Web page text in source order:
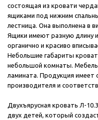
состоящая из кровати
ящиками под нижним
лестница. Она выполнена в
Ящики имеют разную длину
органично и красиво
Небольшие габариты
небольшой комнаты.
ламината. Продукция имеет
производителя и
Двухъярусная кровать Л-
двух детей, который